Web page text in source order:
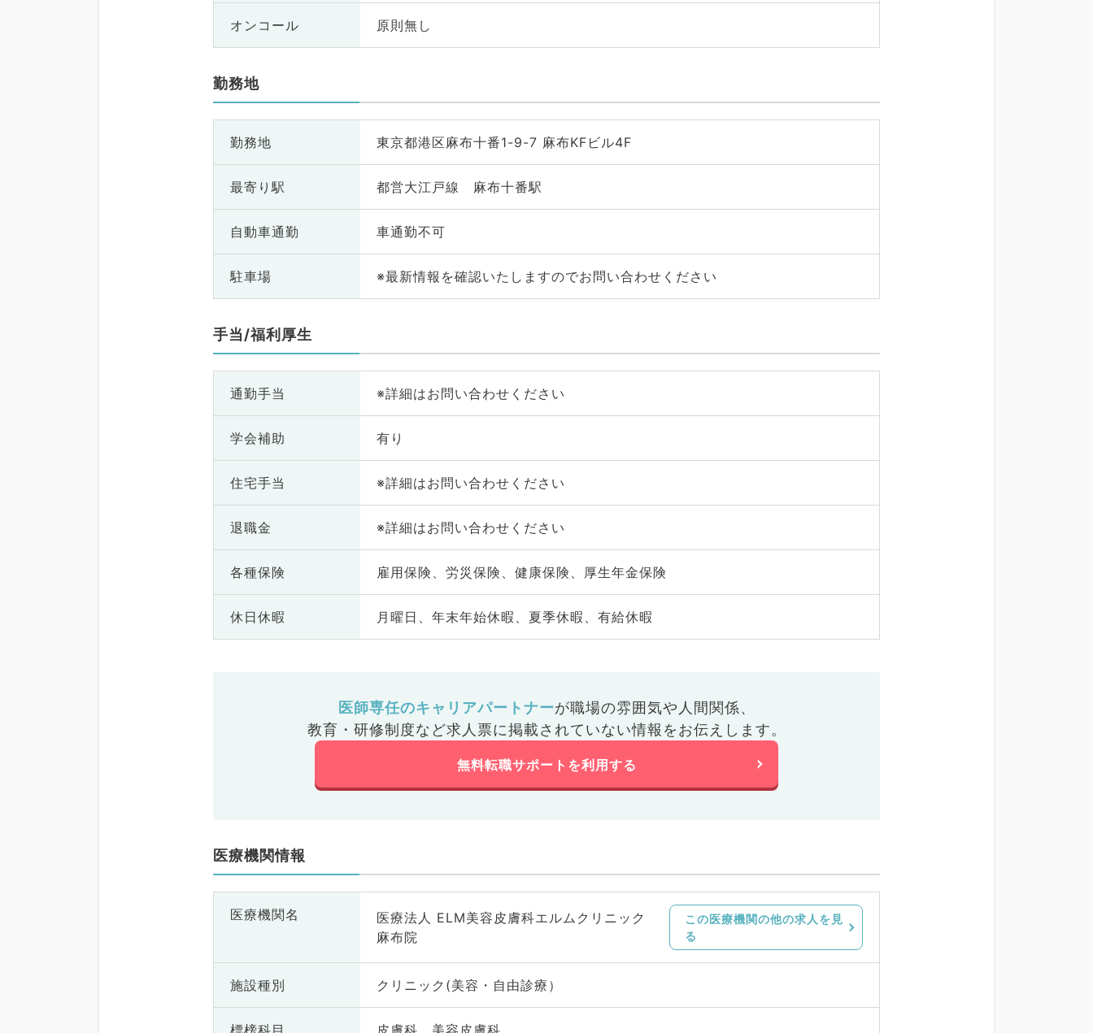
オンコール 原則無し
勤務地
勤務地 東京都港区麻布十番1-9-7 麻布KFビル4F
最寄り駅 都営大江戸線 麻布十番駅
自動車通勤 車通勤不可
駐車場 ※最新情報を確認いたしますのでお問い合わせください
手当/福利厚生
通勤手当 ※詳細はお問い合わせください
学会補助 有り
住宅手当 ※詳細はお問い合わせください
退職金 ※詳細はお問い合わせください
各種保険 雇用保険、労災保険、健康保険、厚生年金保険
休日休暇 月曜日、年末年始休暇、夏季休暇、有給休暇
医師専任のキャリアパートナーが職場の雰囲気や人間関係、
教育・研修制度など求人票に掲載されていない情報をお伝えします。
無料転職サポートを利用する
医療機関情報
医療機関名
医療法人 ELM美容皮膚科エルムクリニック
麻布院
この医療機関の他の求人を見
る
施設種別 クリニック(美容・自由診療）
標榜科目 皮膚科、美容皮膚科